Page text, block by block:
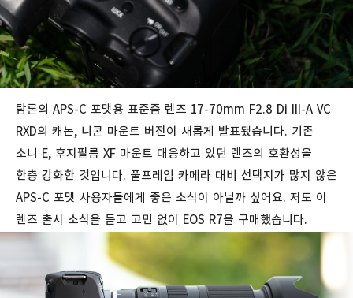
탐론의 APS-C 포맷용 표준줌 렌즈 17-70mm F2.8 Di III-A VC
RXD의 캐논, 니콘 마운트 버전이 새롭게 발표됐습니다. 기존
소니 E, 후지필름 XF 마운트 대응하고 있던 렌즈의 호환성을
한층 강화한 것입니다. 풀프레임 카메라 대비 선택지가 많지 않은
APS-C 포맷 사용자들에게 좋은 소식이 아닐까 싶어요. 저도 이
렌즈 출시 소식을 듣고 고민 없이 EOS R7을 구매했습니다.